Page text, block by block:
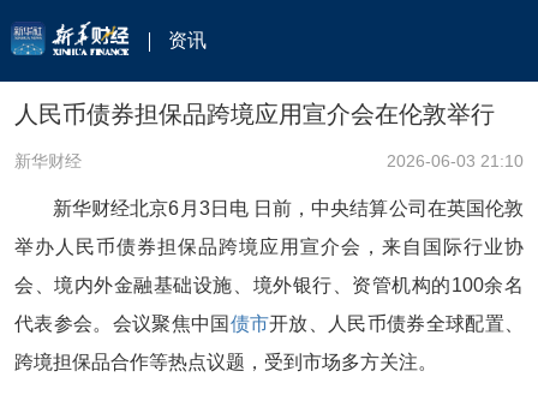
资讯
人民币债券担保品跨境应用宣介会在伦敦举行
新华财经 2026-06-03 21:10
新华财经北京6月3日电 日前，中央结算公司在英国伦敦
举办人民币债券担保品跨境应用宣介会，来自国际行业协
会、境内外金融基础设施、境外银行、资管机构的100余名
代表参会。会议聚焦中国 债市开放、人民币债券全球配置、
跨境担保品合作等热点议题，受到市场多方关注。